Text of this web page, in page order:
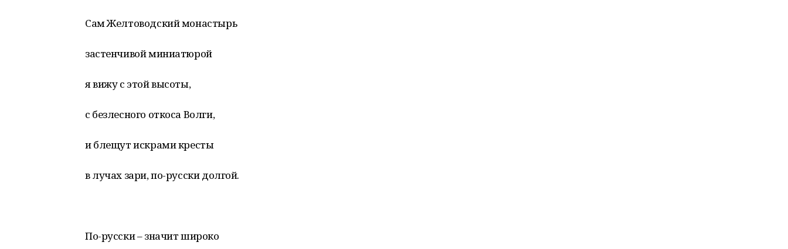
Сам Желтоводский монастырь
застенчивой миниатюрой
я вижу с этой высоты,
с безлесного откоса Волги,
и блещут искрами кресты
в лучах зари, по-русски долгой.
По-русски – значит широко